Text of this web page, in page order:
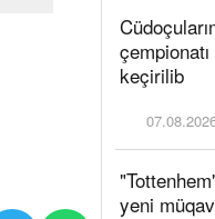
keçirilib
yeni